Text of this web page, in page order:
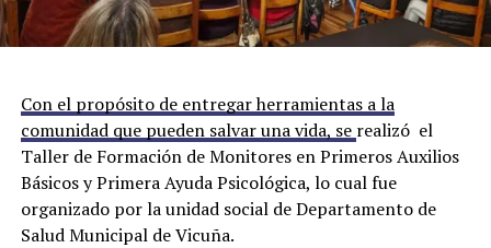
Con el propósito de entregar herramientas a la
comunidad que pueden salvar una vida, se realizó el
Taller de Formación de Monitores en Primeros Auxilios
Básicos y Primera Ayuda Psicológica, lo cual fue
organizado por la unidad social de Departamento de
Salud Municipal de Vicuña.